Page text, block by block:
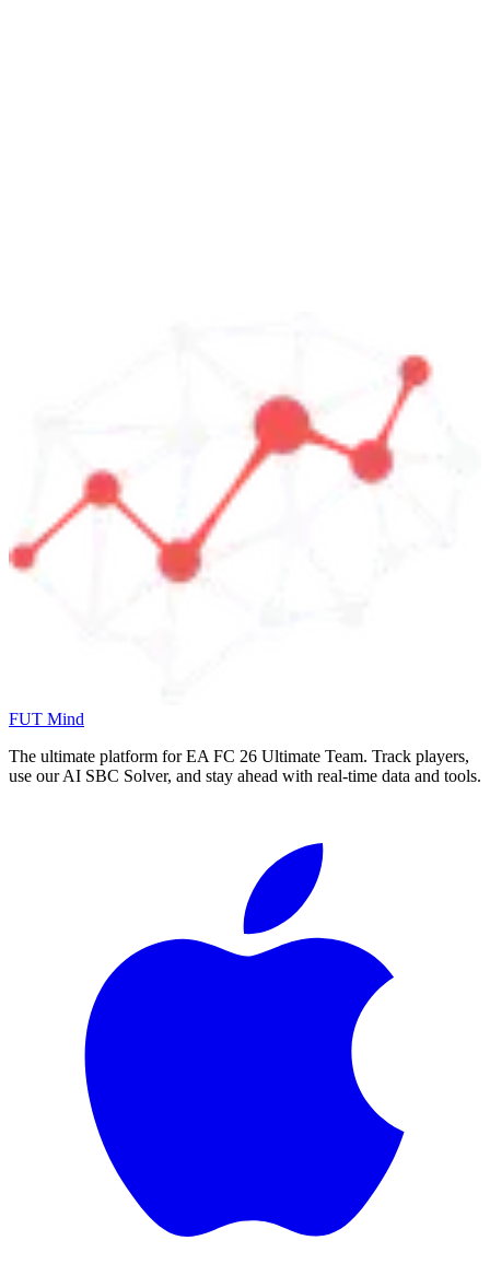
FUT Mind
The ultimate platform for EA FC 26 Ultimate Team. Track players,
use our AI SBC Solver, and stay ahead with real-time data and tools.